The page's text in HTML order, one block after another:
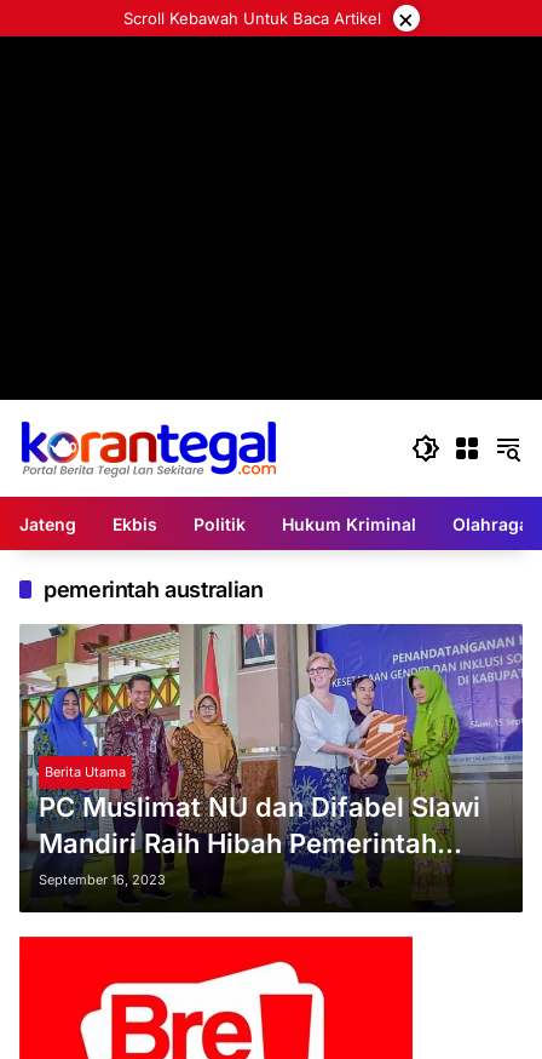
ke
Scroll Kebawah Untuk Baca Artikel ×
Jateng Ekbis Politik Hukum Kriminal Olahraga
pemerintah australian
Berita Utama
PC Muslimat NU dan Difabel Slawi
Mandiri Raih Hibah Pemerintah
Australia
September 16, 2023